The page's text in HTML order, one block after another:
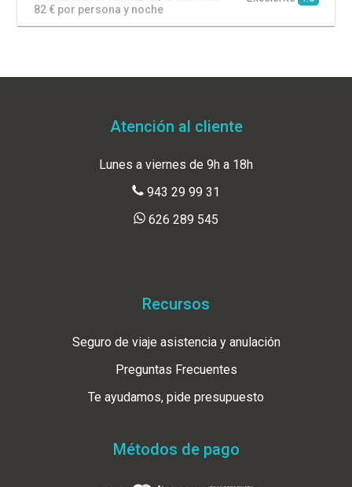
82 € por persona y noche
Atención al cliente
Lunes a viernes de 9h a 18h
943 29 99 31
626 289 545
Recursos
Seguro de viaje asistencia y anulación
Preguntas Frecuentes
Te ayudamos, pide presupuesto
Métodos de pago